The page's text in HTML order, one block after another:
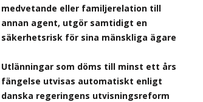
medvetande eller familjerelation till
annan agent, utgör samtidigt en
säkerhetsrisk för sina mänskliga ägare
Utlänningar som döms till minst ett års
fängelse utvisas automatiskt enligt
danska regeringens utvisningsreform